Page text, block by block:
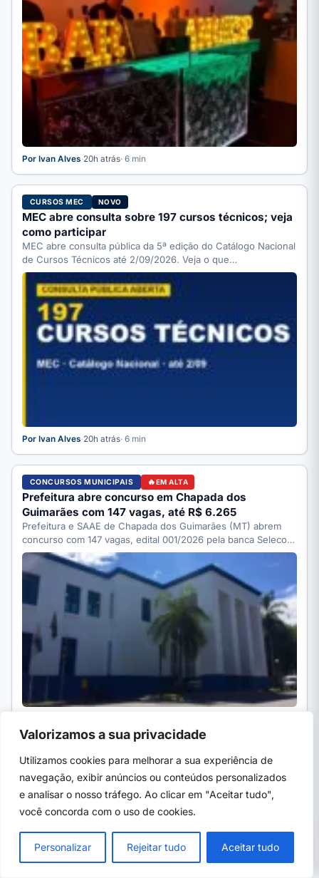
Valorizamos a sua privacidade
Utilizamos cookies para melhorar a sua experiência de
navegação, exibir anúncios ou conteúdos personalizados
e analisar o nosso tráfego. Ao clicar em "Aceitar tudo",
você concorda com o uso de cookies.
Personalizar Rejeitar tudo Aceitar tudo
Por Ivan Alves·20h atrás· 6 min
CURSOS MEC NOVO
MEC abre consulta sobre 197 cursos técnicos; veja
como participar
MEC abre consulta pública da 5ª edição do Catálogo Nacional
de Cursos Técnicos até 2/09/2026. Veja o que…
Por Ivan Alves·20h atrás· 6 min
CONCURSOS MUNICIPAIS EM ALTA
Prefeitura abre concurso em Chapada dos
Guimarães com 147 vagas, até R$ 6.265
Prefeitura e SAAE de Chapada dos Guimarães (MT) abrem
concurso com 147 vagas, edital 001/2026 pela banca Selecon.
…
CURSOS SENAI
SENAI Vitória da Conquista abre 25 vagas gratuitas
em curso de padaria e confeitaria
Prefeitura de Vitória da Conquista (BA) e SENAI abrem 25
vagas gratuitas no curso de Auxiliar de Padaria…
SENAI Japeri oferece curso gratuito com
bolsa até sexta (7)